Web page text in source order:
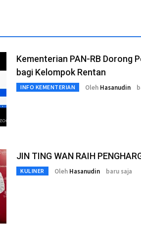
Kementerian PAN-RB Dorong
bagi Kelompok Rentan
INFO KEMENTERIAN Oleh Hasanudin
JIN TING WAN RAIH
KULINER Oleh Hasanudin baru saja